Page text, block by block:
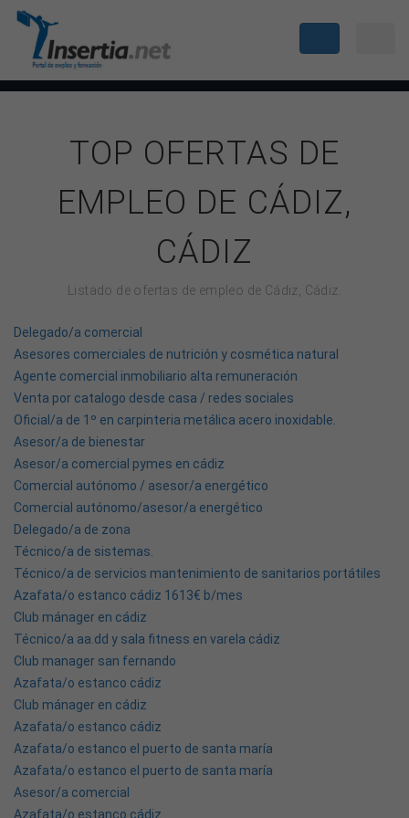
TOP OFERTAS DE
EMPLEO DE CÁDIZ,
CÁDIZ
Listado de ofertas de empleo de Cádiz, Cádiz.
Delegado/a comercial
Asesores comerciales de nutrición y cosmética natural
Agente comercial inmobiliario alta remuneración
Venta por catalogo desde casa / redes sociales
Oficial/a de 1º en carpinteria metálica acero inoxidable.
Asesor/a de bienestar
Asesor/a comercial pymes en cádiz
Comercial autónomo / asesor/a energético
Comercial autónomo/asesor/a energético
Delegado/a de zona
Técnico/a de sistemas.
Técnico/a de servicios mantenimiento de sanitarios portátiles
Azafata/o estanco cádiz 1613€ b/mes
Club mánager en cádiz
Técnico/a aa.dd y sala fitness en varela cádiz
Club manager san fernando
Azafata/o estanco cádiz
Club mánager en cádiz
Azafata/o estanco cádiz
Azafata/o estanco el puerto de santa maría
Azafata/o estanco el puerto de santa maría
Asesor/a comercial
Azafata/o estanco cádiz